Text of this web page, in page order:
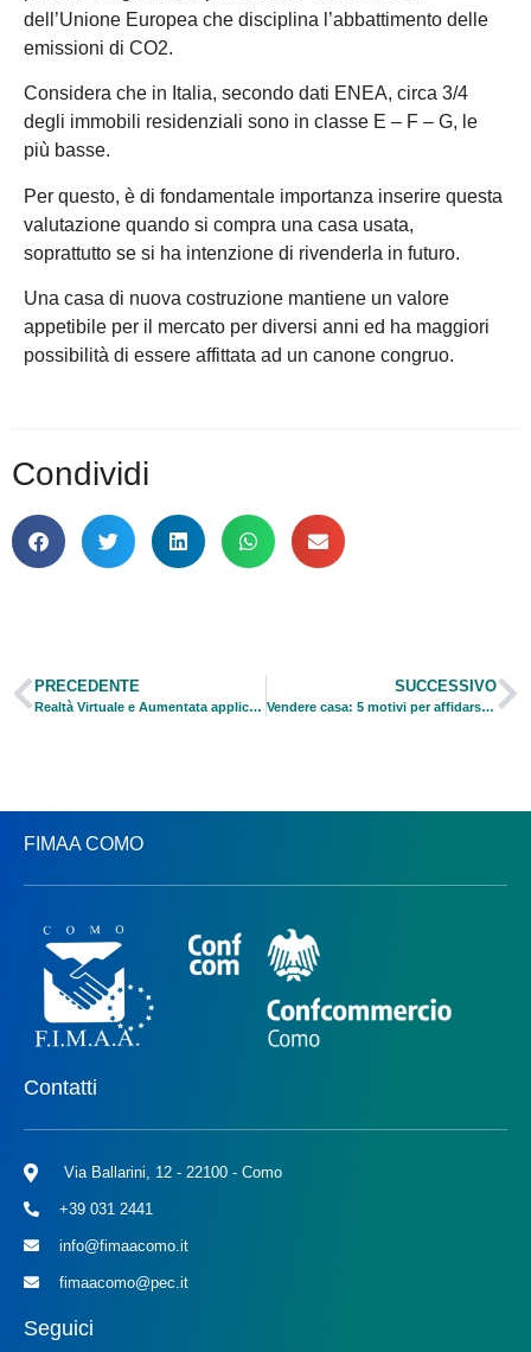
dell’Unione Europea che disciplina l’abbattimento delle
emissioni di CO2.
Considera che in Italia, secondo dati ENEA, circa 3/4
degli immobili residenziali sono in classe E – F – G, le
più basse.
Per questo, è di fondamentale importanza inserire questa
valutazione quando si compra una casa usata,
soprattutto se si ha intenzione di rivenderla in futuro.
Una casa di nuova costruzione mantiene un valore
appetibile per il mercato per diversi anni ed ha maggiori
possibilità di essere affittata ad un canone congruo.
Condividi
PRECEDENTE
Realtà Virtuale e Aumentata applicate all’immobiliare.
SUCCESSIVO
Vendere casa: 5 motivi per affidarsi ad un agente immobiliare
FIMAA COMO
Contatti
Via Ballarini, 12 - 22100 - Como
+39 031 2441
info@fimaacomo.it
fimaacomo@pec.it
Seguici